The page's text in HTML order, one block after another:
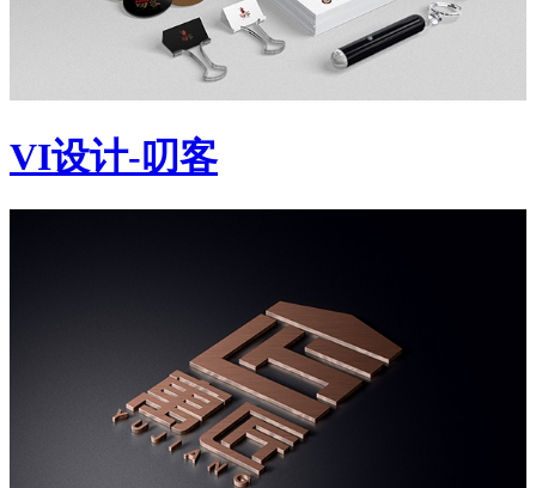
VI设计-叨客